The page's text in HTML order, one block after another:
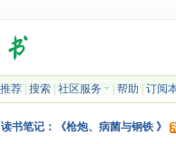
推荐| 搜索| 社区服务 帮助 订阅
读书笔记：《枪炮、病菌与钢铁 》